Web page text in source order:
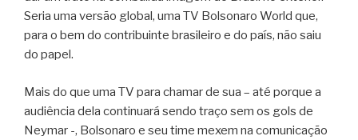
Seria uma versão global, uma TV Bolsonaro World que,
para o bem do contribuinte brasileiro e do país, não saiu
do papel.
Mais do que uma TV para chamar de sua – até porque a
audiência dela continuará sendo traço sem os gols de
Neymar -, Bolsonaro e seu time mexem na comunicação